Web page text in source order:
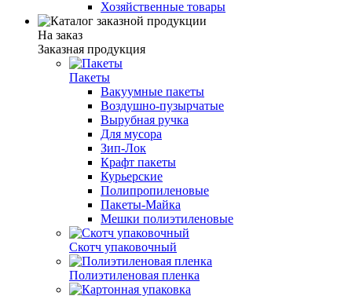
Хозяйственные товары
На заказ
Заказная продукция
Пакеты
Вакуумные пакеты
Воздушно-пузырчатые
Вырубная ручка
Для мусора
Зип-Лок
Крафт пакеты
Курьерские
Полипропиленовые
Пакеты-Майка
Мешки полиэтиленовые
Скотч упаковочный
Полиэтиленовая пленка